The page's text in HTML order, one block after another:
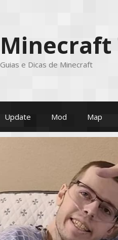
Minecraft
Guias e Dicas de Minecraft
Update Mod Map